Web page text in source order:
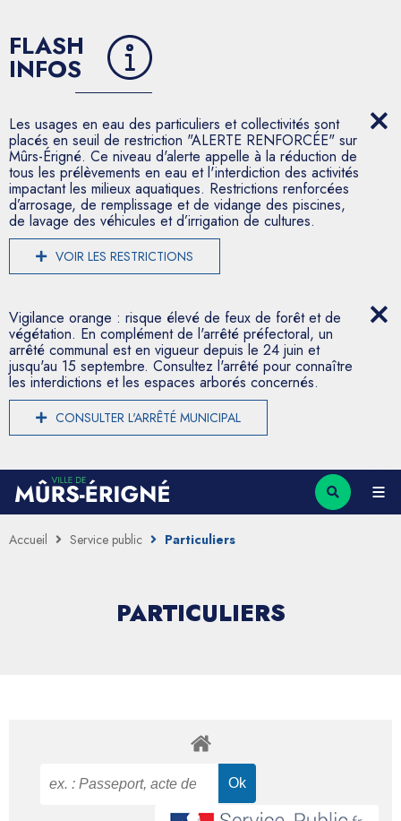
FLASH
INFOS
Les usages en eau des particuliers et collectivités sont
placés en seuil de restriction "ALERTE RENFORCÉE" sur
Mûrs-Érigné. Ce niveau d'alerte appelle à la réduction de
tous les prélèvements en eau et l'interdiction des activités
impactant les milieux aquatiques. Restrictions renforcées
d’arrosage, de remplissage et de vidange des piscines,
de lavage des véhicules et d’irrigation de cultures.
VOIR LES RESTRICTIONS
Vigilance orange : risque élevé de feux de forêt et de
végétation. En complément de l'arrêté préfectoral, un
arrêté communal est en vigueur depuis le 24 juin et
jusqu'au 15 septembre. Consultez l'arrêté pour connaître
les interdictions et les espaces arborés concernés.
CONSULTER L'ARRÊTÉ MUNICIPAL
Accueil Service public Particuliers
PARTICULIERS